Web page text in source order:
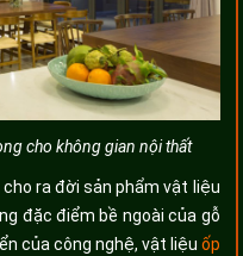
cho không gian nội thất
ra đời sản phẩm vật liệu
đặc điểm bề ngoài của gỗ
của công nghệ, vật liệu ốp